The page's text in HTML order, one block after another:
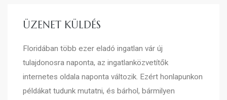
ÜZENET KÜLDÉS
Floridában több ezer eladó ingatlan vár új
tulajdonosra naponta, az ingatlanközvetítők
internetes oldala naponta változik. Ezért honlapunkon
példákat tudunk mutatni, és bárhol, bármilyen